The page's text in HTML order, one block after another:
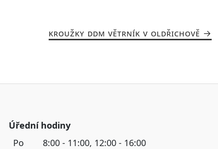
KROUŽKY DDM VĚTRNÍK V OLDŘICHOVĚ
Úřední hodiny
Po
8:00 - 11:00, 12:00 - 16:00